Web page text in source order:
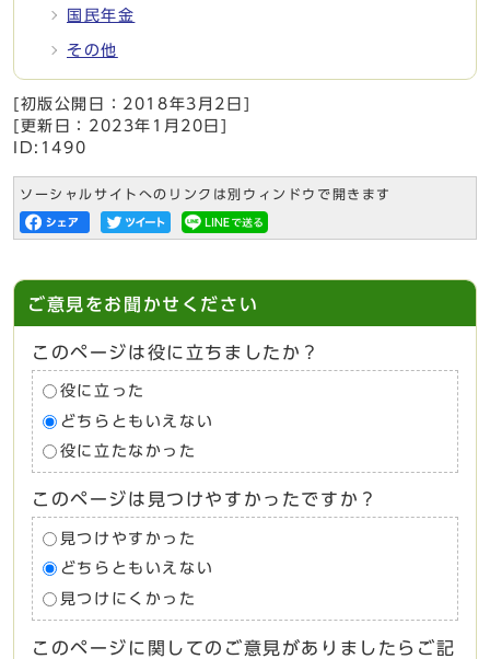
国民年金
その他
[初版公開日： 2018年3月2日
[更新日： 2023年1月20日
ID:1490
ソーシャルサイトへのリンクは別ウィンドウで開きます
ご意見をお聞かせください
このページは役に立ちましたか？
役に立った
どちらともいえない
役に立たなかった
このページは見つけやすかったですか？
見つけやすかった
どちらともいえない
見つけにくかった
このページに関してのご意見がありましたらご記